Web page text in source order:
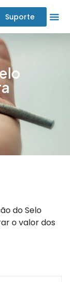
Suporte
do Selo
o valor dos